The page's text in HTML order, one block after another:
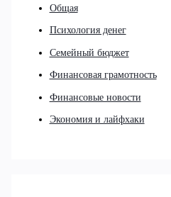
Общая
Психология денег
Семейный бюджет
Финансовая грамотность
Финансовые новости
Экономия и лайфхаки